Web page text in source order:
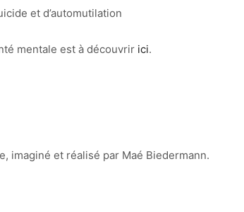
et d’automutilation
mentale est à découvrir ici.
imaginé et réalisé par Maé Biedermann.